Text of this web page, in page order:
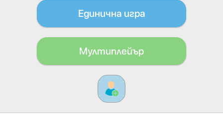
Единична игра
Мултиплейър